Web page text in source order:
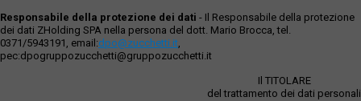
Responsabile della protezione dei dati - Il Responsabile della protezione
dei dati ZHolding SPA nella persona del dott. Mario Brocca, tel.
0371/5943191, email:dpo@zucchetti.it,
pec:dpogruppozucchetti@gruppozucchetti.it
Il TITOLARE
del trattamento dei dati personali